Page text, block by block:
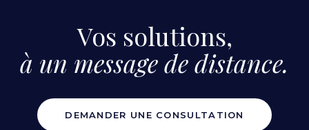
Vos solutions,
à un message de distance.
DEMANDER UNE CONSULTATION